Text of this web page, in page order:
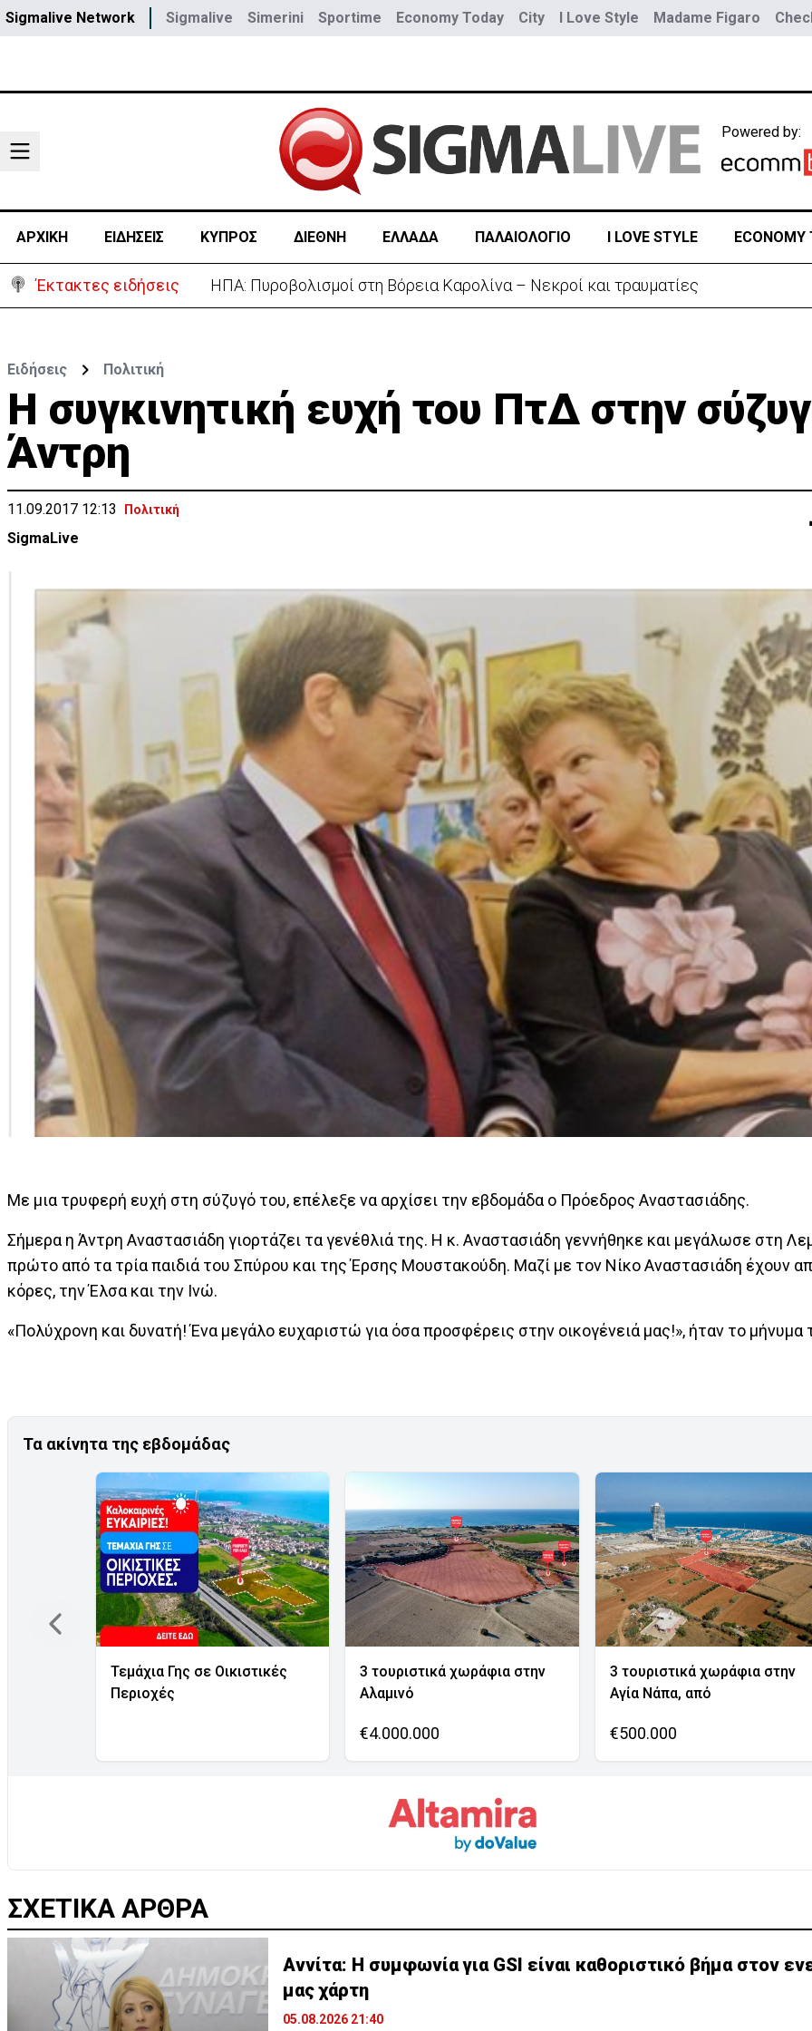
Sigmalive Network Sigmalive Simerini Sportime Economy Today City I Love Style Madame Figaro
Powered by:
ΑΡΧΙΚΗ ΕΙΔΗΣΕΙΣ ΚΥΠΡΟΣ ΔΙΕΘΝΗ ΕΛΛΑΔΑ ΠΑΛΑΙΟΛΟΓΙΟ I LOVE STYLE ECONOMY
Έκτακτες ειδήσεις ΗΠΑ: Πυροβολισμοί στη Βόρεια Καρολίνα – Νεκροί και τραυματίες
Ειδήσεις Πολιτική
Η συγκινητική ευχή του ΠτΔ στην
Άντρη
11.09.2017 12:13 Πολιτική
SigmaLive
Με μια τρυφερή ευχή στη σύζυγό του, επέλεξε να αρχίσει την εβδομάδα ο Πρόεδρος Αναστασιάδης.
Σήμερα η Άντρη Αναστασιάδη γιορτάζει τα γενέθλιά της. Η κ. Αναστασιάδη γεννήθηκε και μεγάλωσε στη
πρώτο από τα τρία παιδιά του Σπύρου και της Έρσης Μουστακούδη. Μαζί με τον Νίκο Αναστασιάδη έχουν
κόρες, την Έλσα και την Ινώ.
«Πολύχρονη και δυνατή! Ένα μεγάλο ευχαριστώ για όσα προσφέρεις στην οικογένειά μας!», ήταν το μήνυμα
Τα ακίνητα της εβδομάδας
Τεμάχια Γης σε Οικιστικές
Περιοχές
3 τουριστικά χωράφια στην
Αλαμινό
€4.000.000
3 τουριστικά χωράφια στην
Αγία Νάπα, από
€500.000
ΣΧΕΤΙΚΑ ΑΡΘΡΑ
Αννίτα: Η συμφωνία για GSI είναι καθοριστικό βήμα στον
μας χάρτη
05.08.2026 21:40